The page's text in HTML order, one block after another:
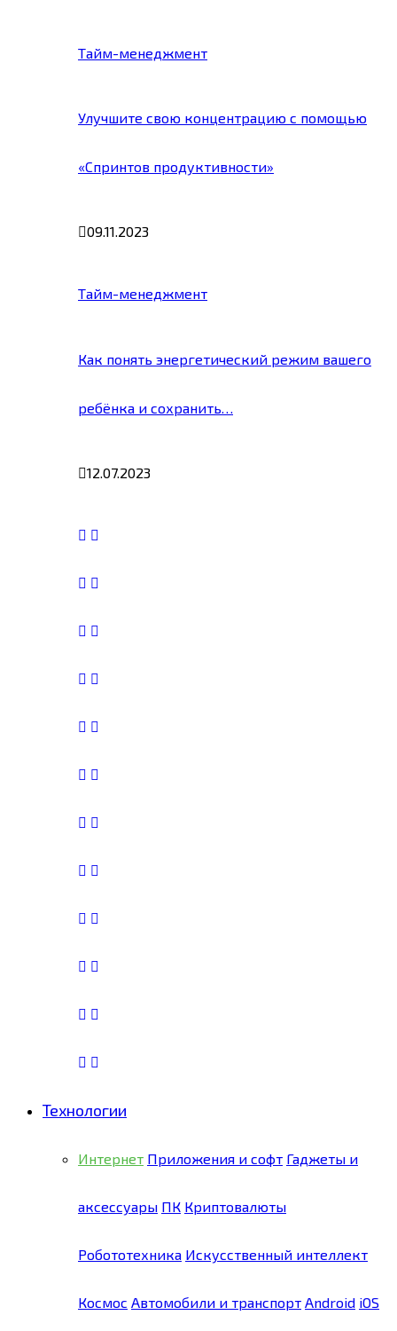
Тайм-менеджмент
Улучшите свою концентрацию с помощью
«Спринтов продуктивности»
09.11.2023
Тайм-менеджмент
Как понять энергетический режим вашего
ребёнка и сохранить…
12.07.2023
Технологии
Интернет Приложения и софт Гаджеты и
аксессуары ПК Криптовалюты
Робототехника Искусственный интеллект
Космос Автомобили и транспорт Android iOS